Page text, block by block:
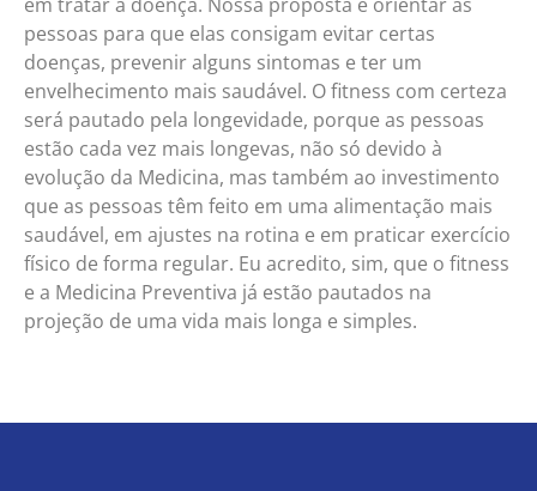
pessoas para que elas consigam evitar certas
doenças, prevenir alguns sintomas e ter um
envelhecimento mais saudável. O fitness com certeza
será pautado pela longevidade, porque as pessoas
estão cada vez mais longevas, não só devido à
evolução da Medicina, mas também ao investimento
que as pessoas têm feito em uma alimentação mais
saudável, em ajustes na rotina e em praticar exercício
físico de forma regular. Eu acredito, sim, que o fitness
e a Medicina Preventiva já estão pautados na
projeção de uma vida mais longa e simples.